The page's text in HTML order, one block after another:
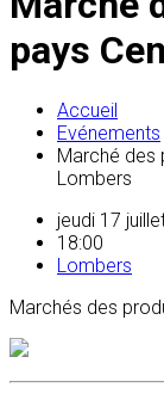
pays
Accueil
Evénements
Marché des
Lombers
jeudi 17
18:00
Lombers
Marchés des